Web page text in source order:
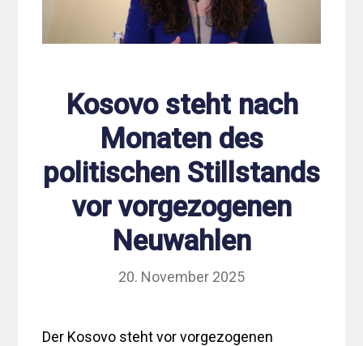
Kosovo steht nach
Monaten des
politischen Stillstands
vor vorgezogenen
Neuwahlen
20. November 2025
Der Kosovo steht vor vorgezogenen